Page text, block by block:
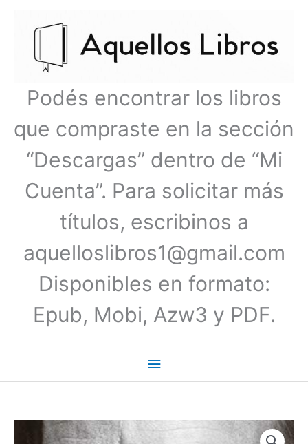
Podés encontrar los libros
que compraste en la sección
“Descargas” dentro de “Mi
Cuenta”. Para solicitar más
títulos, escribinos a
aquelloslibros1@gmail.com
Disponibles en formato:
Epub, Mobi, Azw3 y PDF.
principal
Churchill: